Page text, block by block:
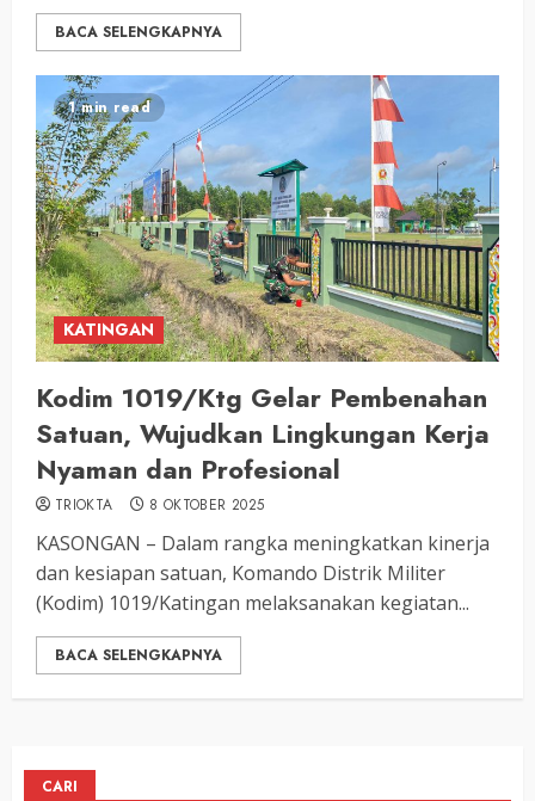
BACA SELENGKAPNYA
1 min read
KATINGAN
Kodim 1019/Ktg Gelar Pembenahan
Satuan, Wujudkan Lingkungan Kerja
Nyaman dan Profesional
TRIOKTA 8 OKTOBER 2025
KASONGAN – Dalam rangka meningkatkan kinerja
dan kesiapan satuan, Komando Distrik Militer
(Kodim) 1019/Katingan melaksanakan kegiatan...
BACA SELENGKAPNYA
CARI